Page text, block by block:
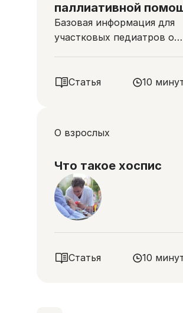
паллиативной
Базовая информация для
участковых педиатров о
Статья
10
О взрослых
Что такое хоспис
Статья 10